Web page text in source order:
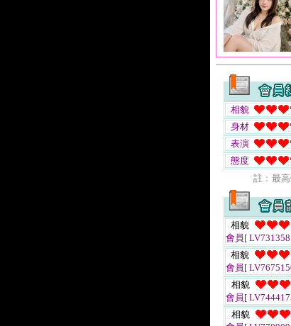
相貌
身材
表演
態度
註﹕最
相貌
會員[
相貌
會員[
相貌
會員[
相貌